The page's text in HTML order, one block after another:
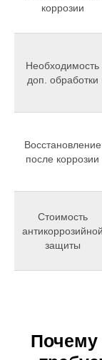
коррозии
Необходимость
доп. обработки
Восстановление
после коррозии
Стоимость
антикоррозийной
защиты